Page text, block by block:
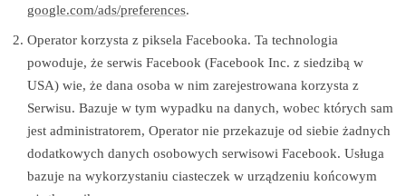
google.com/ads/preferences.
Operator korzysta z piksela Facebooka. Ta technologia
powoduje, że serwis Facebook (Facebook Inc. z siedzibą w
USA) wie, że dana osoba w nim zarejestrowana korzysta z
Serwisu. Bazuje w tym wypadku na danych, wobec których sam
jest administratorem, Operator nie przekazuje od siebie żadnych
dodatkowych danych osobowych serwisowi Facebook. Usługa
bazuje na wykorzystaniu ciasteczek w urządzeniu końcowym